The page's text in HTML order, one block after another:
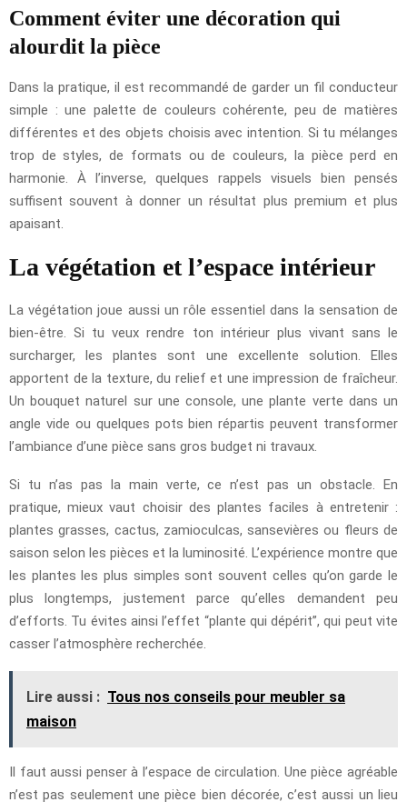
Comment éviter une décoration qui
alourdit la pièce
Dans la pratique, il est recommandé de garder un fil conducteur
simple : une palette de couleurs cohérente, peu de matières
différentes et des objets choisis avec intention. Si tu mélanges
trop de styles, de formats ou de couleurs, la pièce perd en
harmonie. À l’inverse, quelques rappels visuels bien pensés
suffisent souvent à donner un résultat plus premium et plus
apaisant.
La végétation et l’espace intérieur
La végétation joue aussi un rôle essentiel dans la sensation de
bien-être. Si tu veux rendre ton intérieur plus vivant sans le
surcharger, les plantes sont une excellente solution. Elles
apportent de la texture, du relief et une impression de fraîcheur.
Un bouquet naturel sur une console, une plante verte dans un
angle vide ou quelques pots bien répartis peuvent transformer
l’ambiance d’une pièce sans gros budget ni travaux.
Si tu n’as pas la main verte, ce n’est pas un obstacle. En
pratique, mieux vaut choisir des plantes faciles à entretenir :
plantes grasses, cactus, zamioculcas, sansevières ou fleurs de
saison selon les pièces et la luminosité. L’expérience montre que
les plantes les plus simples sont souvent celles qu’on garde le
plus longtemps, justement parce qu’elles demandent peu
d’efforts. Tu évites ainsi l’effet “plante qui dépérit”, qui peut vite
casser l’atmosphère recherchée.
Lire aussi : Tous nos conseils pour meubler sa
maison
Il faut aussi penser à l’espace de circulation. Une pièce agréable
n’est pas seulement une pièce bien décorée, c’est aussi un lieu